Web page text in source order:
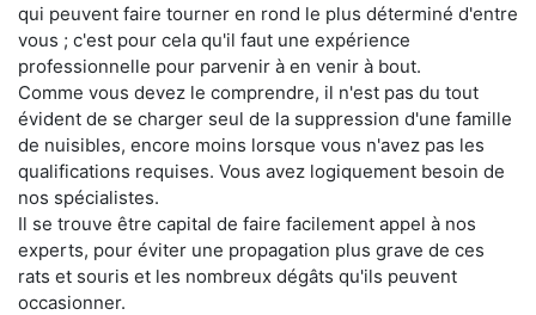
qui peuvent faire tourner en rond le plus déterminé d'entre
vous ; c'est pour cela qu'il faut une expérience
professionnelle pour parvenir à en venir à bout.
Comme vous devez le comprendre, il n'est pas du tout
évident de se charger seul de la suppression d'une famille
de nuisibles, encore moins lorsque vous n'avez pas les
qualifications requises. Vous avez logiquement besoin de
nos spécialistes.
Il se trouve être capital de faire facilement appel à nos
experts, pour éviter une propagation plus grave de ces
rats et souris et les nombreux dégâts qu'ils peuvent
occasionner.